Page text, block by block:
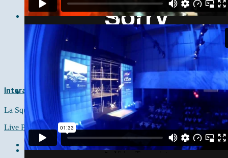
Interactiv Squad ®
La Squad ®
Live Preview: www.airlanceur.com
See more →